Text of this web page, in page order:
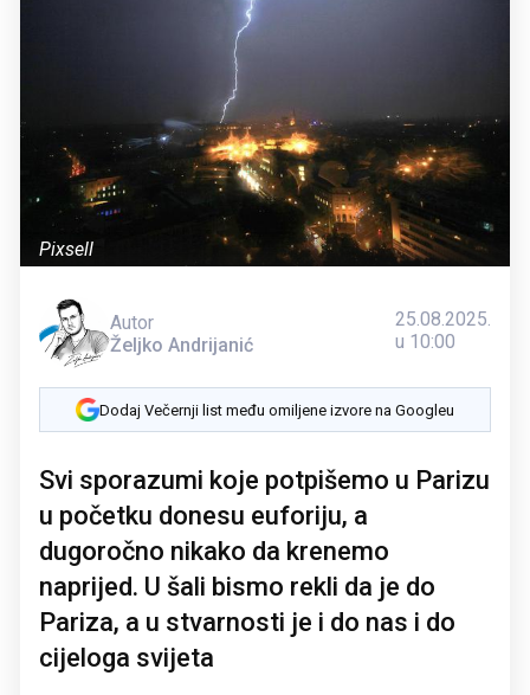
Pixsell
Autor
Željko Andrijanić
25.08.2025.
u 10:00
Dodaj Večernji list među omiljene izvore na Googleu
Svi sporazumi koje potpišemo u Parizu
u početku donesu euforiju, a
dugoročno nikako da krenemo
naprijed. U šali bismo rekli da je do
Pariza, a u stvarnosti je i do nas i do
cijeloga svijeta